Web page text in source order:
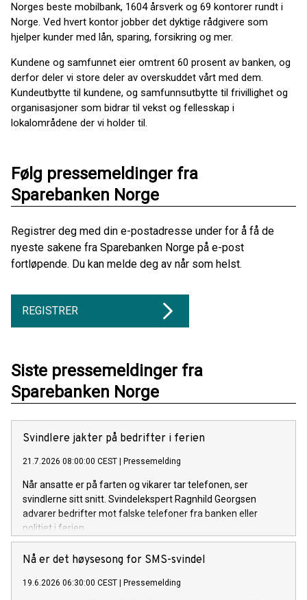
Norges beste mobilbank, 1604 årsverk og 69 kontorer rundt i
Norge. Ved hvert kontor jobber det dyktige rådgivere som
hjelper kunder med lån, sparing, forsikring og mer.
Kundene og samfunnet eier omtrent 60 prosent av banken, og
derfor deler vi store deler av overskuddet vårt med dem.
Kundeutbytte til kundene, og samfunnsutbytte til frivillighet og
organisasjoner som bidrar til vekst og fellesskap i
lokalområdene der vi holder til.
Følg pressemeldinger fra
Sparebanken Norge
Registrer deg med din e-postadresse under for å få de
nyeste sakene fra Sparebanken Norge på e-post
fortløpende. Du kan melde deg av når som helst.
REGISTRER
Siste pressemeldinger fra
Sparebanken Norge
Svindlere jakter på bedrifter i ferien
21.7.2026 08:00:00 CEST Pressemelding
Når ansatte er på farten og vikarer tar telefonen, ser
svindlerne sitt snitt. Svindelekspert Ragnhild Georgsen
advarer bedrifter mot falske telefoner fra banken eller
politiet i ferien.
Nå er det høysesong for SMS-svindel
19.6.2026 06:30:00 CEST Pressemelding